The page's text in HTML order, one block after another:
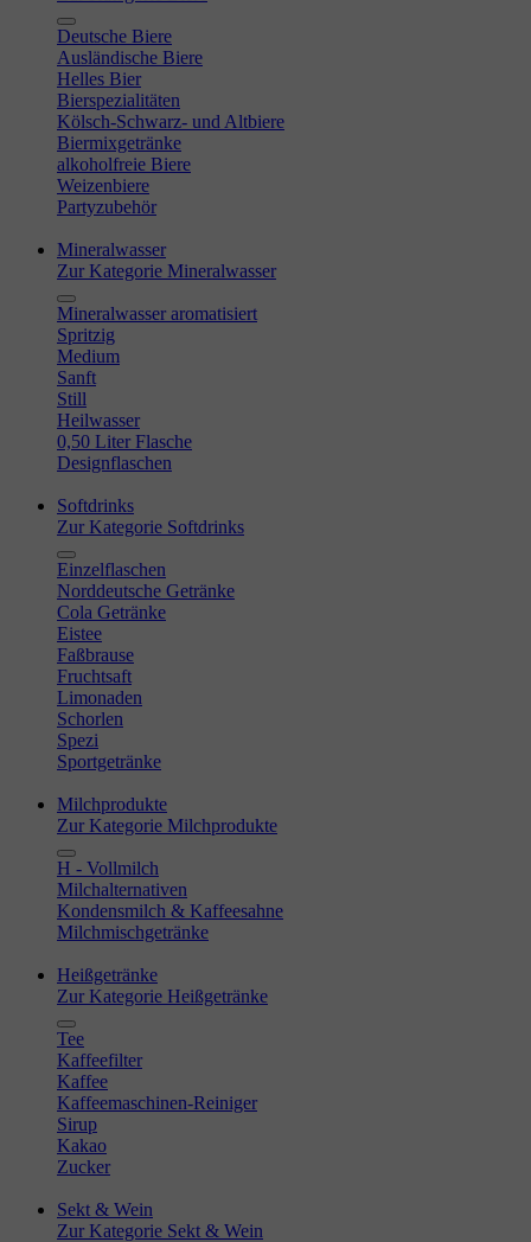
Deutsche Biere
Ausländische Biere
Helles Bier
Bierspezialitäten
Kölsch-Schwarz- und Altbiere
Biermixgetränke
alkoholfreie Biere
Weizenbiere
Partyzubehör
Mineralwasser
Zur Kategorie Mineralwasser
Mineralwasser aromatisiert
Spritzig
Medium
Sanft
Still
Heilwasser
0,50 Liter Flasche
Designflaschen
Softdrinks
Zur Kategorie Softdrinks
Einzelflaschen
Norddeutsche Getränke
Cola Getränke
Eistee
Faßbrause
Fruchtsaft
Limonaden
Schorlen
Spezi
Sportgetränke
Milchprodukte
Zur Kategorie Milchprodukte
H - Vollmilch
Milchalternativen
Kondensmilch & Kaffeesahne
Milchmischgetränke
Heißgetränke
Zur Kategorie Heißgetränke
Tee
Kaffeefilter
Kaffee
Kaffeemaschinen-Reiniger
Sirup
Kakao
Zucker
Sekt & Wein
Zur Kategorie Sekt & Wein